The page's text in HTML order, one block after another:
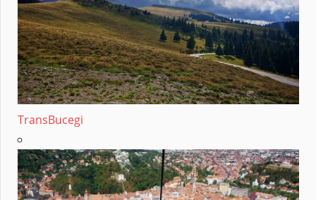
TransBucegi